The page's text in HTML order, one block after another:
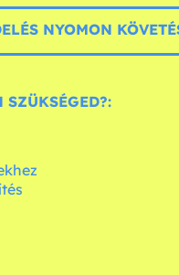
NYOMON
SZÜKSÉGED?: